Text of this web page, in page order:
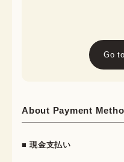
Go
About Payment
■ 現金支払い